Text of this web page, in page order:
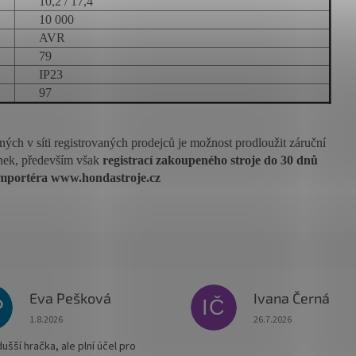
10 000
AVR
79
IP23
97
v síti registrovaných prodejců je možnost prodloužit záruční
především však registrací zakoupeného stroje do 30 dnů
www.hondastroje.cz
Eva Pešková
Hodnocení obchodu je 5 z 5 hvězdiček.
1.8.2026
hračka, ale plní účel pro
IČ Ivana Černá
Hodnocení obchodu
26.7.2026